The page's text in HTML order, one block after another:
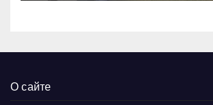
О сайте